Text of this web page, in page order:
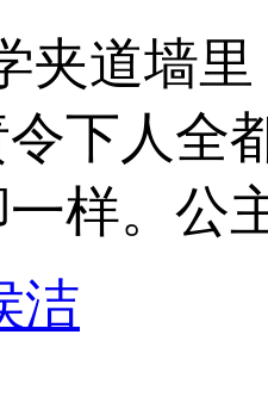
夹道墙
下人全
样。公
洁